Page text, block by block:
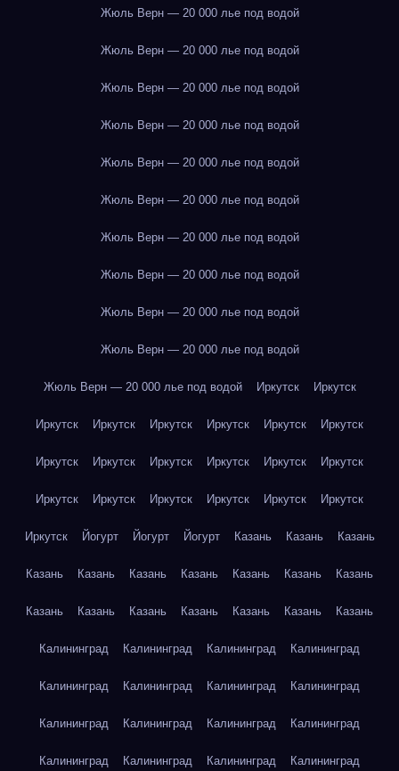
Жюль Верн — 20 000 лье под водой
Жюль Верн — 20 000 лье под водой
Жюль Верн — 20 000 лье под водой
Жюль Верн — 20 000 лье под водой
Жюль Верн — 20 000 лье под водой
Жюль Верн — 20 000 лье под водой
Жюль Верн — 20 000 лье под водой
Жюль Верн — 20 000 лье под водой
Жюль Верн — 20 000 лье под водой
Жюль Верн — 20 000 лье под водой
Жюль Верн — 20 000 лье под водой Иркутск Иркутск
Иркутск Иркутск Иркутск Иркутск Иркутск Иркутск
Иркутск Иркутск Иркутск Иркутск Иркутск Иркутск
Иркутск Иркутск Иркутск Иркутск Иркутск Иркутск
Иркутск Йогурт Йогурт Йогурт Казань Казань Казань
Казань Казань Казань Казань Казань Казань Казань
Казань Казань Казань Казань Казань Казань Казань
Калининград Калининград Калининград Калининград
Калининград Калининград Калининград Калининград
Калининград Калининград Калининград Калининград
Калининград Калининград Калининград Калининград